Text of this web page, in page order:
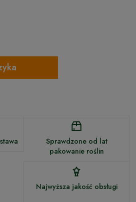
Sprawdzone od lat
pakowanie roślin
Najwyższa jakość obsługi